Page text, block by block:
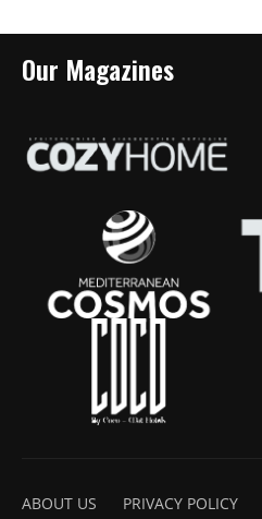
Our Magazines
ABOUT US PRIVACY POLICY